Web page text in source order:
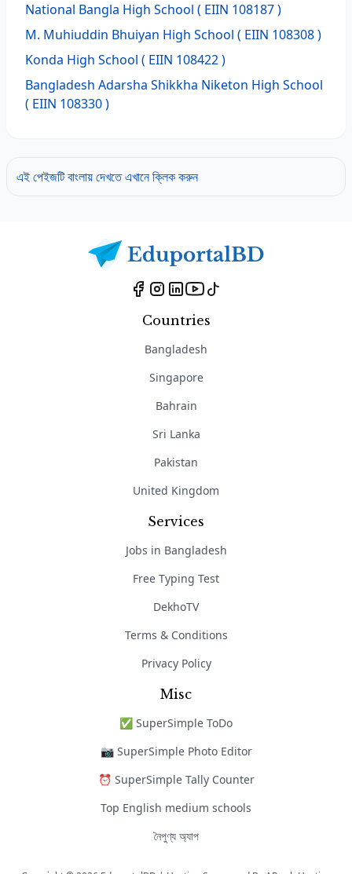
National Bangla High School ( EIIN 108187 )
M. Muhiuddin Bhuiyan High School ( EIIN 108308 )
Konda High School ( EIIN 108422 )
Bangladesh Adarsha Shikkha Niketon High School
( EIIN 108330 )
এই পেইজটি বাংলায় দেখতে এখানে ক্লিক করুন
Countries
Bangladesh
Singapore
Bahrain
Sri Lanka
Pakistan
United Kingdom
Services
Jobs in Bangladesh
Free Typing Test
DekhoTV
Terms & Conditions
Privacy Policy
Misc
✅ SuperSimple ToDo
📷 SuperSimple Photo Editor
⏰ SuperSimple Tally Counter
Top English medium schools
নৈপুণ্য অ্যাপ